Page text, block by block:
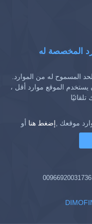
المخصصة له
المسموح له من الموارد.
الموقع موارد أقل ،
موقعك ,إضغط هنا أو
00966920031736